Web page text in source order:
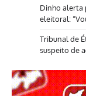
Dinho alerta
eleitoral:
Tribunal de
suspeito de